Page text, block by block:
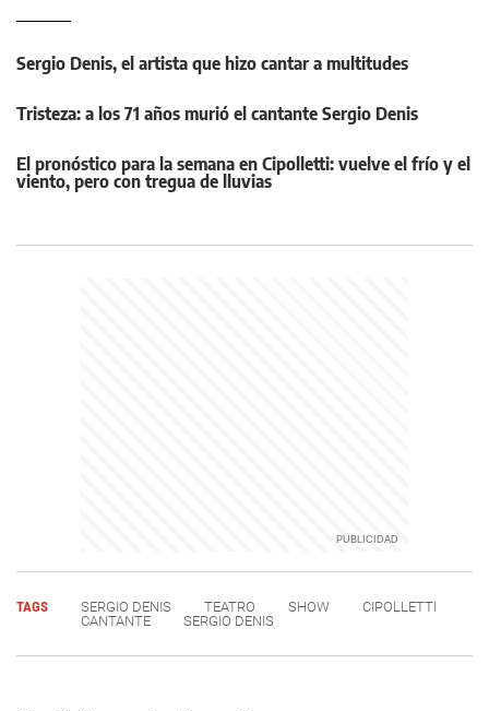
Sergio Denis, el artista que hizo cantar a multitudes
Tristeza: a los 71 años murió el cantante Sergio Denis
El pronóstico para la semana en Cipolletti: vuelve el frío y el
viento, pero con tregua de lluvias
TAGS SERGIO DENIS TEATRO SHOW
CIPOLLETTI
CANTANTE
SERGIO DENIS